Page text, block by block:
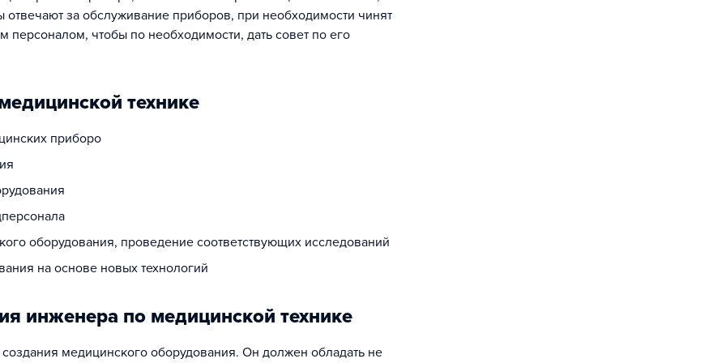
за обслуживание приборов, при необходимости чинят
персоналом, чтобы по необходимости, дать совет по его
технике
приборо
оборудования, проведение соответствующих исследований
на основе новых технологий
инженера по медицинской технике
медицинского оборудования. Он должен обладать не